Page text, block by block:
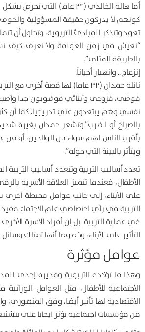
أما هالة الخالدي (۳۶ عاما)
كونهم لا يدركون حقيقة المسؤولية والخوف
تعود وتتذكر المبادئ التربوية، وتحاول
“نعيش في زمن العولمة ولا نعرف كيف نسيطر
بالطريقة المثلى”.
إنزعاج .. وانهيار أحياناً.
نائلة حمدان (۳۲ عاما) لها قصة
فوضى، فزوجي وأبنائي فوضويون جدا
نفسي وهم يبتعدون عني تدريجيا، كما أن
بالصراخ أو الضرب”.وتشعر حمدان بغيرة
بأقرب الناس لهم سواء من الوالدين، أو من
ويتأثر بالبيئة التي حوله”.
تعدد أساليب التربية وتتعدد أساليب التربية
الأطفال، فعندما تتميز العلاقة الأسرية
على الأبناء، إلى جانب عوامل محيطة أخرى
التربية في رأي اختصاصي علم الاجتماع مفيد
في عملية التربية، بل إن أفراد الأسرة
التأثير على الأبناء، وخصوصا أنها تمتلك
عوامل مؤثرة
وهذا ما تؤكده التربوية ومديرة إحدى
الاجتماعية للأطفال، مثل العوامل
الاقتصادية لها تأثير أيضا، وفق
من مؤسسات اجتماعية تؤثر ايجابا على